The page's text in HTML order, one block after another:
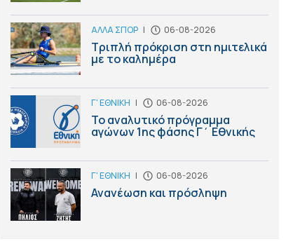
ΑΛΛΑ ΣΠΟΡ | 06-08-2026
Τριπλή πρόκριση στη ημιτελικά
με το καλημέρα
Γ' ΕΘΝΙΚΗ | 06-08-2026
Το αναλυτικό πρόγραμμα
αγώνων 1ης φάσης Γ΄ Εθνικής
Γ' ΕΘΝΙΚΗ | 06-08-2026
Ανανέωση και πρόσληψη